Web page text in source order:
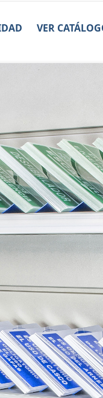
VER